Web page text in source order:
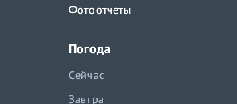
Фотоотчеты
Погода
Сейчас
Завтра